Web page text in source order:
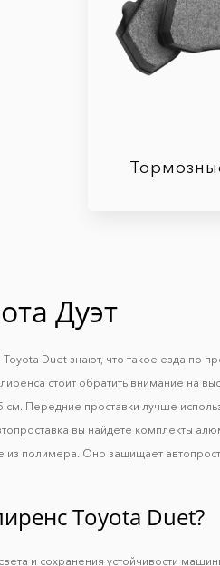
Дуэт
Duet знают, что такое езда по
стоит обратить внимание на
Передние проставки лучше
вы найдете комплекты
из полимера. Оно защищает
Toyota Duet?
и сохранения устойчивости